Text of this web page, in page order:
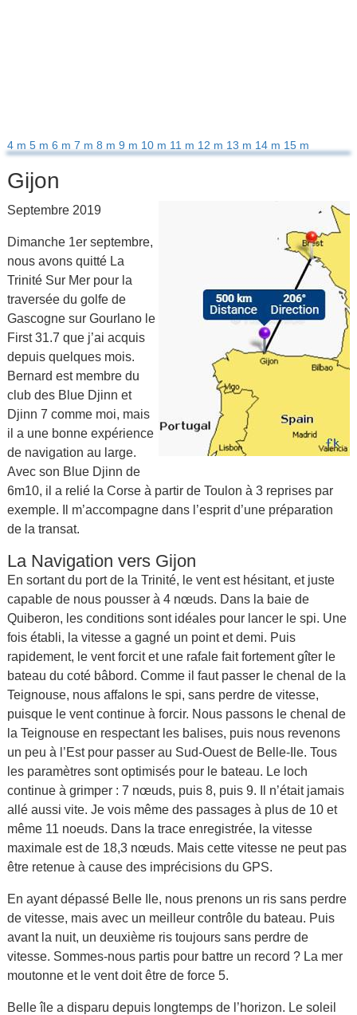
4 m 5 m 6 m 7 m 8 m 9 m 10 m 11 m 12 m 13 m 14 m 15 m
Gijon
Septembre 2019
Dimanche 1er septembre,
nous avons quitté La
Trinité Sur Mer pour la
traversée du golfe de
Gascogne sur Gourlano le
First 31.7 que j’ai acquis
depuis quelques mois.
Bernard est membre du
club des Blue Djinn et
Djinn 7 comme moi, mais
il a une bonne expérience
de navigation au large.
Avec son Blue Djinn de
6m10, il a relié la Corse à partir de Toulon à 3 reprises par
exemple. Il m’accompagne dans l’esprit d’une préparation
de la transat.
La Navigation vers Gijon
En sortant du port de la Trinité, le vent est hésitant, et juste
capable de nous pousser à 4 nœuds. Dans la baie de
Quiberon, les conditions sont idéales pour lancer le spi. Une
fois établi, la vitesse a gagné un point et demi. Puis
rapidement, le vent forcit et une rafale fait fortement gîter le
bateau du coté bâbord. Comme il faut passer le chenal de la
Teignouse, nous affalons le spi, sans perdre de vitesse,
puisque le vent continue à forcir. Nous passons le chenal de
la Teignouse en respectant les balises, puis nous revenons
un peu à l’Est pour passer au Sud-Ouest de Belle-Ile. Tous
les paramètres sont optimisés pour le bateau. Le loch
continue à grimper : 7 nœuds, puis 8, puis 9. Il n’était jamais
allé aussi vite. Je vois même des passages à plus de 10 et
même 11 noeuds. Dans la trace enregistrée, la vitesse
maximale est de 18,3 nœuds. Mais cette vitesse ne peut pas
être retenue à cause des imprécisions du GPS.
En ayant dépassé Belle Ile, nous prenons un ris sans perdre
de vitesse, mais avec un meilleur contrôle du bateau. Puis
avant la nuit, un deuxième ris toujours sans perdre de
vitesse. Sommes-nous partis pour battre un record ? La mer
moutonne et le vent doit être de force 5.
Belle île a disparu depuis longtemps de l’horizon. Le soleil